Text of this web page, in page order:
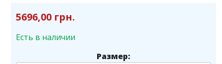
5696,00 грн.
Есть в наличии
Размер: